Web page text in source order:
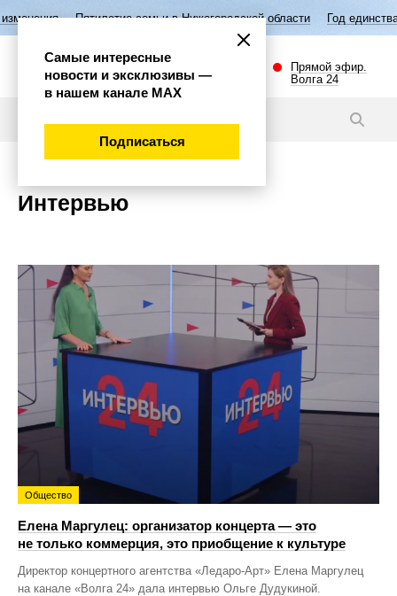
семьи в Нижегородской области Год единства народов
Прямой эфир.
Волга 24
Интервью
Общество
Елена Маргулец: организатор концерта — это
не только коммерция, это приобщение к культуре
Директор концертного агентства «Ледаро-Арт» Елена Маргулец
на канале «Волга 24» дала интервью Ольге Дудукиной.
Самые интересные
новости и эксклюзивы —
в нашем канале МАХ
Подписаться